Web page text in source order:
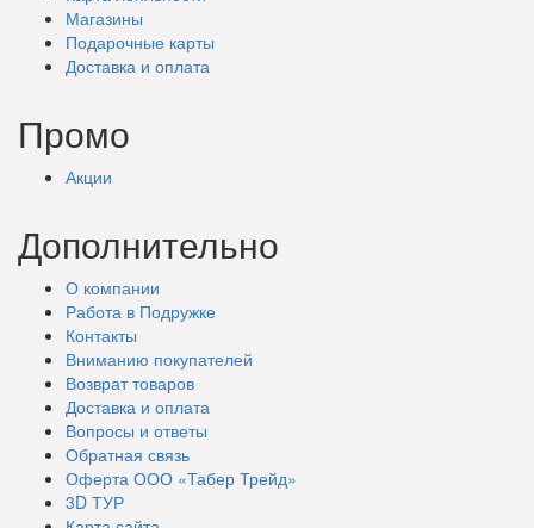
Магазины
Подарочные карты
Доставка и оплата
Промо
Акции
Дополнительно
О компании
Работа в Подружке
Контакты
Вниманию покупателей
Возврат товаров
Доставка и оплата
Вопросы и ответы
Обратная связь
Оферта ООО «Табер Трейд»
3D ТУР